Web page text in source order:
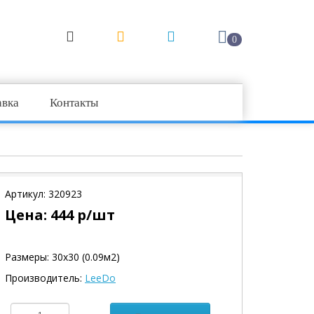
0
Контакты
Артикул: 320923
Цена: 444р/шт
Размеры: 30х30 (0.09м2)
Производитель: LeeDo